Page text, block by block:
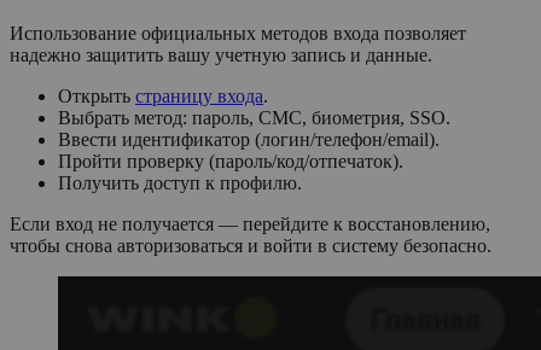
Использование официальных методов входа позволяет
надежно защитить вашу учетную запись и данные.
Открыть страницу входа.
Выбрать метод: пароль, СМС, биометрия, SSO.
Ввести идентификатор (логин/телефон/email).
Пройти проверку (пароль/код/отпечаток).
Получить доступ к профилю.
Если вход не получается — перейдите к восстановлению,
чтобы снова авторизоваться и войти в систему безопасно.